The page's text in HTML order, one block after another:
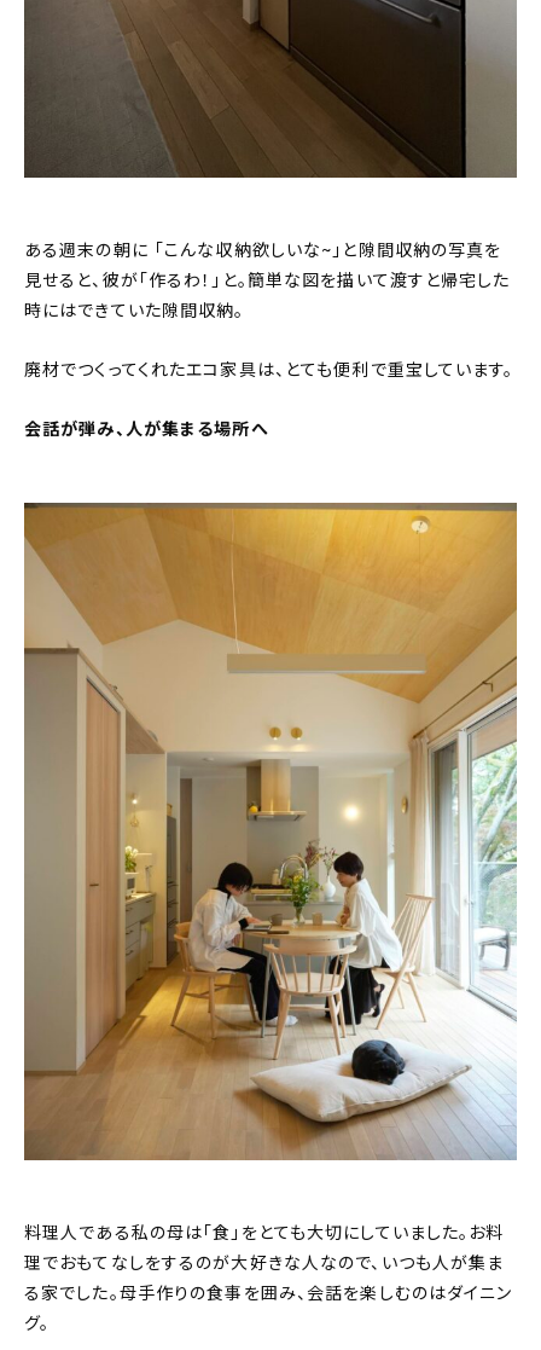
ある週末の朝に 「こんな収納欲しいな~」と隙間収納の写真を
見せると、彼が「作るわ！」と。簡単な図を描いて渡すと帰宅した
時にはできていた隙間収納。
廃材でつくってくれたエコ家具は、とても便利で重宝しています。
会話が弾み、人が集まる場所へ
料理人である私の母は「食」をとても大切にしていました。お料
理でおもてなしをするのが大好きな人なので、いつも人が集ま
る家でした。母手作りの食事を囲み、会話を楽しむのはダイニン
グ。